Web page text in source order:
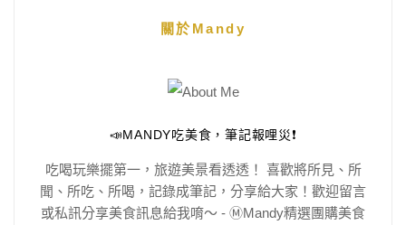
關於Mandy
📣MANDY吃美食，筆記報哩災❗️
吃喝玩樂擺第一，旅遊美景看透透！ 喜歡將所見、所
聞、所吃、所喝，記錄成筆記，分享給大家！歡迎留言
或私訊分享美食訊息給我唷～ - Ⓜ️Mandy精選團購美食